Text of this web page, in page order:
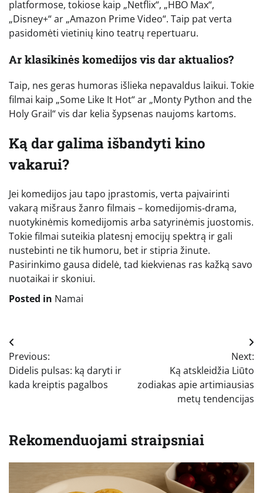
platformose, tokiose kaip „Netflix“, „HBO Max“,
„Disney+“ ar „Amazon Prime Video“. Taip pat verta
pasidomėti vietinių kino teatrų repertuaru.
Ar klasikinės komedijos vis dar aktualios?
Taip, nes geras humoras išlieka nepavaldus laikui. Tokie
filmai kaip „Some Like It Hot“ ar „Monty Python and the
Holy Grail“ vis dar kelia šypsenas naujoms kartoms.
Ką dar galima išbandyti kino
vakarui?
Jei komedijos jau tapo įprastomis, verta paįvairinti
vakarą mišraus žanro filmais – komedijomis‑drama,
nuotykinėmis komedijomis arba satyrinėmis juostomis.
Tokie filmai suteikia platesnį emocijų spektrą ir gali
nustebinti ne tik humoru, bet ir stipria žinute.
Pasirinkimo gausa didelė, tad kiekvienas ras kažką savo
nuotaikai ir skoniui.
Posted in Namai
Navigacija
tarp
įrašų
Previous:
Didelis pulsas: ką daryti ir
kada kreiptis pagalbos
Next:
Ką atskleidžia Liūto
zodiakas apie artimiausias
metų tendencijas
Rekomenduojami straipsniai